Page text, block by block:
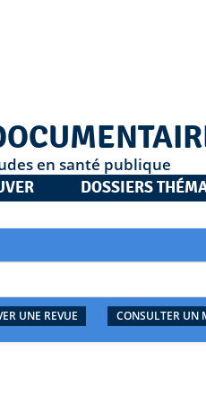
en santé publique
DOSSIERS
UNE REVUE CONSULTER UN